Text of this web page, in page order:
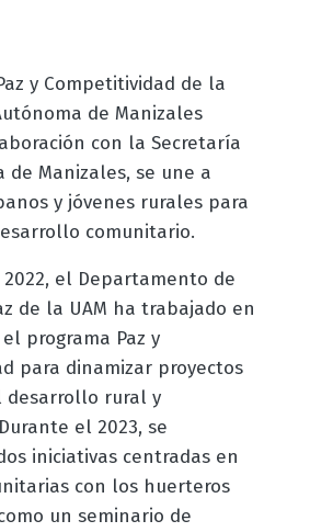
y Competitividad de la
de Manizales
con la Secretaría
de Manizales, se une a
y jóvenes rurales para
comunitario.
2022, el Departamento de
de la UAM ha trabajado en
programa Paz y
para dinamizar proyectos
desarrollo rural y
el 2023, se
iniciativas centradas en
con los huerteros
un seminario de